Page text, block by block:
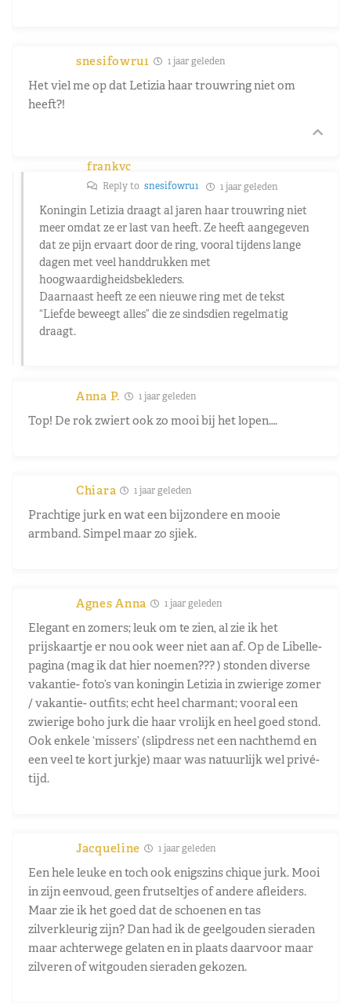
snesifowru1 1 jaar geleden
Het viel me op dat Letizia haar trouwring niet om
heeft?!
frankvc
Reply to snesifowru1 1 jaar geleden
Koningin Letizia draagt al jaren haar trouwring niet
meer omdat ze er last van heeft. Ze heeft aangegeven
dat ze pijn ervaart door de ring, vooral tijdens lange
dagen met veel handdrukken met
hoogwaardigheidsbekleders.
Daarnaast heeft ze een nieuwe ring met de tekst
“Liefde beweegt alles” die ze sindsdien regelmatig
draagt.
Anna P. 1 jaar geleden
Top! De rok zwiert ook zo mooi bij het lopen….
Chiara 1 jaar geleden
Prachtige jurk en wat een bijzondere en mooie
armband. Simpel maar zo sjiek.
Agnes Anna 1 jaar geleden
Elegant en zomers; leuk om te zien, al zie ik het
prijskaartje er nou ook weer niet aan af. Op de Libelle-
pagina (mag ik dat hier noemen??? ) stonden diverse
vakantie- foto’s van koningin Letizia in zwierige zomer
/ vakantie- outfits; echt heel charmant; vooral een
zwierige boho jurk die haar vrolijk en heel goed stond.
Ook enkele ‘missers’ (slipdress net een nachthemd en
een veel te kort jurkje) maar was natuurlijk wel privé-
tijd.
Jacqueline 1 jaar geleden
Een hele leuke en toch ook enigszins chique jurk. Mooi
in zijn eenvoud, geen frutseltjes of andere afleiders.
Maar zie ik het goed dat de schoenen en tas
zilverkleurig zijn? Dan had ik de geelgouden sieraden
maar achterwege gelaten en in plaats daarvoor maar
zilveren of witgouden sieraden gekozen.